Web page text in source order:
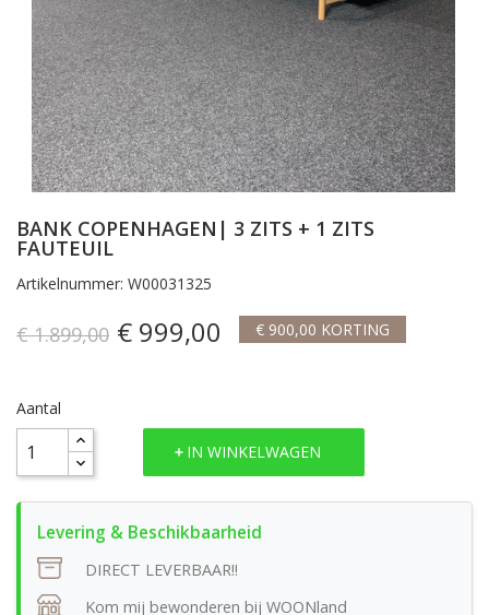
BANK COPENHAGEN| 3 ZITS + 1 ZITS
FAUTEUIL
Artikelnummer: W00031325
€ 1.899,00 € 999,00 € 900,00 KORTING
Aantal
IN WINKELWAGEN
DIRECT LEVERBAAR!!
Kom mij bewonderen bij WOONland